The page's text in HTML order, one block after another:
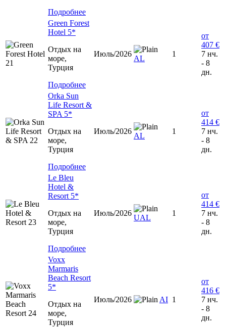
Подробнее
Green Forest
Hotel 5*
Отдых на
море,
Турция
Подробнее
Июль/2026
AL
1
от
407 €
7 нч.
- 8
дн.
Orka Sun
Life Resort &
SPA 5*
Отдых на
море,
Турция
Подробнее
Июль/2026
AL
1
от
414 €
7 нч.
- 8
дн.
Le Bleu
Hotel &
Resort 5*
Отдых на
море,
Турция
Подробнее
Июль/2026
UAL
1
от
414 €
7 нч.
- 8
дн.
Voxx
Marmaris
Beach Resort
5*
Отдых на
море,
Турция
Июль/2026 AI 1
от
416 €
7 нч.
- 8
дн.